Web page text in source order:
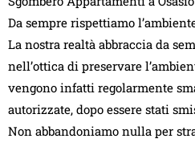
Da sempre rispettiamo
La nostra realtà abbraccia da
nell’ottica di preservare
vengono infatti regolarmente
autorizzate, dopo essere stati
Non abbandoniamo nulla per